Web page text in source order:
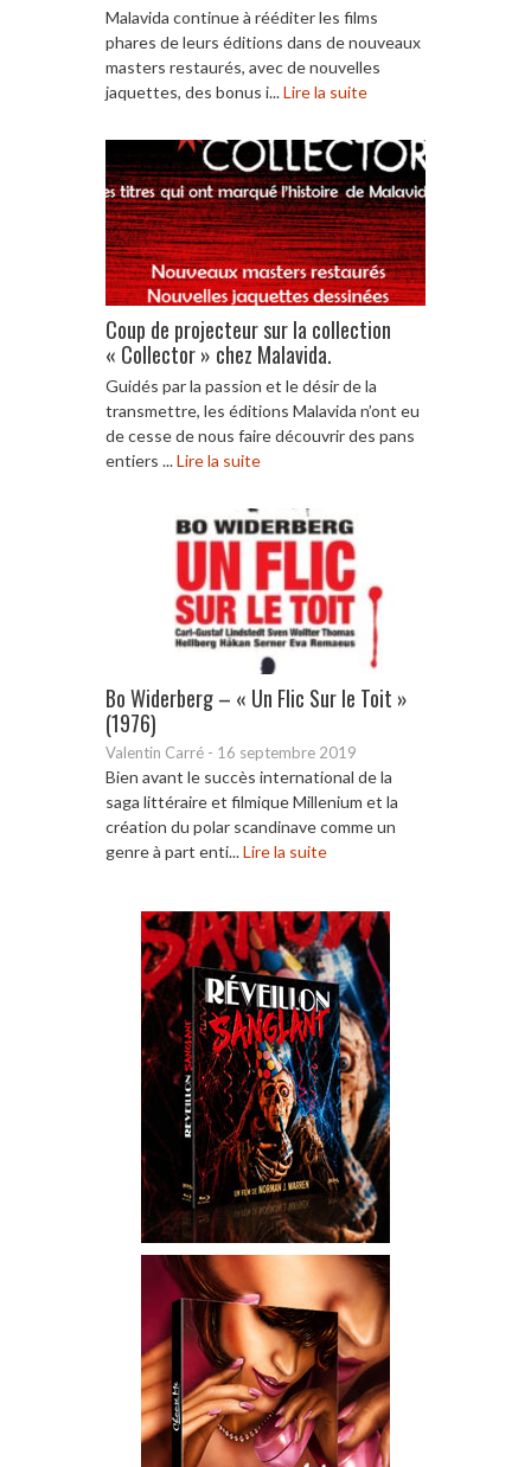
Malavida continue à rééditer les films
phares de leurs éditions dans de nouveaux
masters restaurés, avec de nouvelles
jaquettes, des bonus i...Lire la suite
Coup de projecteur sur la collection
« Collector » chez Malavida.
Guidés par la passion et le désir de la
transmettre, les éditions Malavida n’ont eu
de cesse de nous faire découvrir des pans
entiers ...Lire la suite
Bo Widerberg – « Un Flic Sur le Toit »
(1976)
Valentin Carré - 16 septembre 2019
Bien avant le succès international de la
saga littéraire et filmique Millenium et la
création du polar scandinave comme un
genre à part enti...Lire la suite